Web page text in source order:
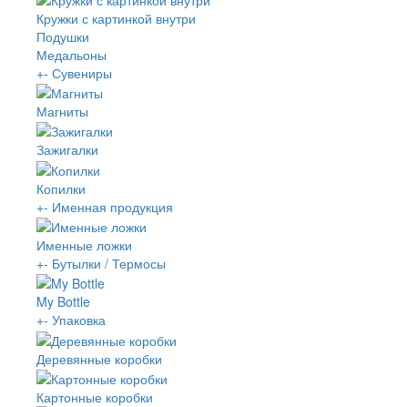
Кружки с картинкой внутри
Подушки
Медальоны
+- Сувениры
Магниты
Зажигалки
Копилки
+- Именная продукция
Именные ложки
+- Бутылки / Термосы
My Bottle
+- Упаковка
Деревянные коробки
Картонные коробки